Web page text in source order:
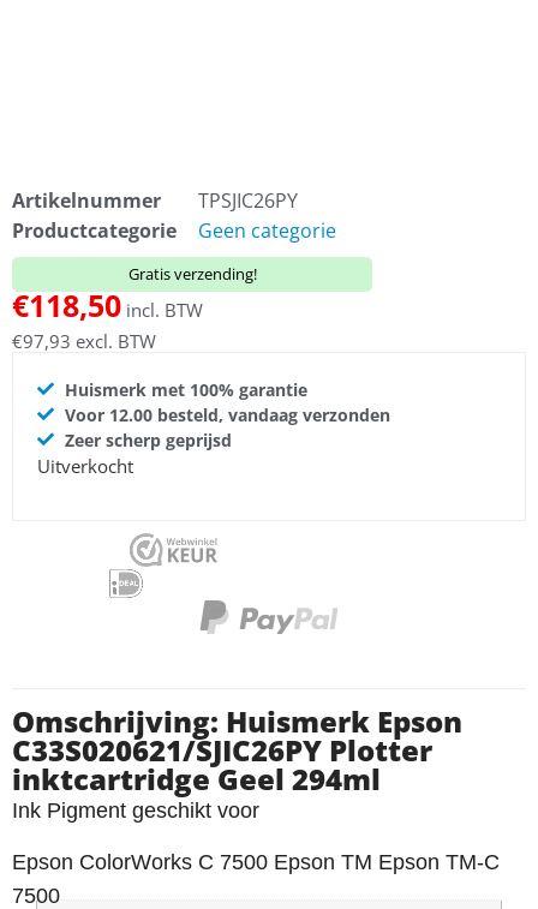
Artikelnummer
TPSJIC26PY
Productcategorie
Geen categorie
Gratis verzending!
€118,50 incl. BTW
€97,93 excl. BTW
Huismerk met 100% garantie
Voor 12.00 besteld, vandaag verzonden
Zeer scherp geprijsd
Uitverkocht
Omschrijving: Huismerk Epson
C33S020621/SJIC26PY Plotter
inktcartridge Geel 294ml
Ink Pigment geschikt voor
Epson ColorWorks C 7500 Epson TM Epson TM-C
7500